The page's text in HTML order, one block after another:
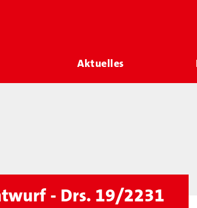
Aktuelles
- Drs. 19/2231